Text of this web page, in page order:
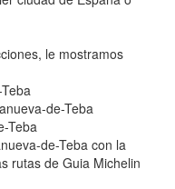
le mostramos
de-Teba
Teba
de-Teba con la
rutas de Guia Michelin